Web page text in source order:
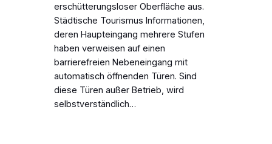
erschütterungsloser Oberfläche aus.
Städtische Tourismus Informationen,
deren Haupteingang mehrere Stufen
haben verweisen auf einen
barrierefreien Nebeneingang mit
automatisch öffnenden Türen. Sind
diese Türen außer Betrieb, wird
selbstverständlich…